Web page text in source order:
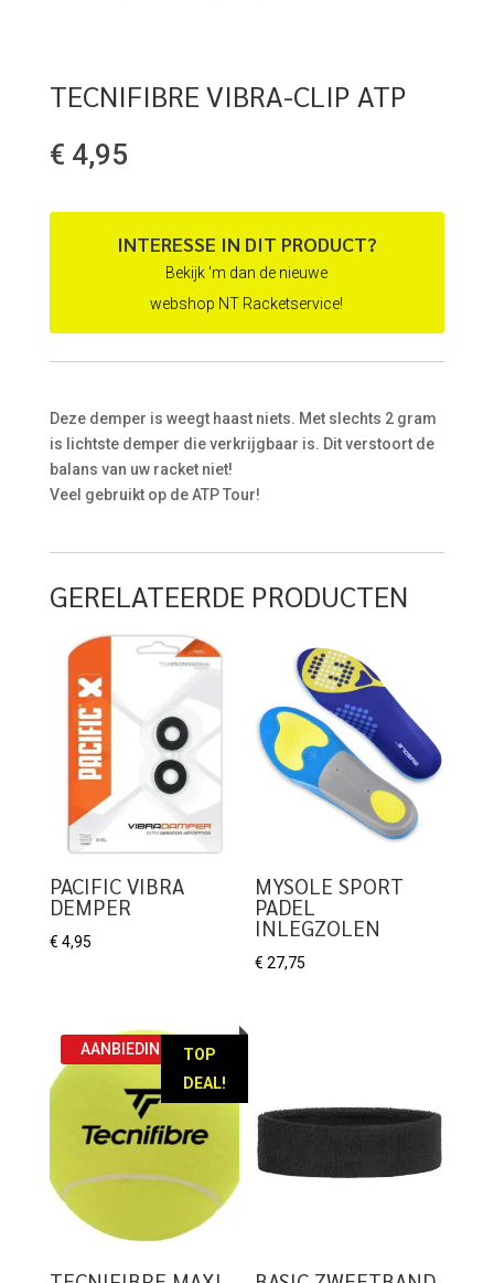
TECNIFIBRE VIBRA-CLIP ATP
€ 4,95
INTERESSE IN DIT PRODUCT?
Bekijk 'm dan de nieuwe
webshop NT Racketservice!
Deze demper is weegt haast niets. Met slechts 2 gram
is lichtste demper die verkrijgbaar is. Dit verstoort de
balans van uw racket niet!
Veel gebruikt op de ATP Tour!
GERELATEERDE PRODUCTEN
PACIFIC VIBRA
DEMPER
€ 4,95
MYSOLE SPORT
PADEL
INLEGZOLEN
€ 27,75
TOP
DEAL!
AANBIEDING!